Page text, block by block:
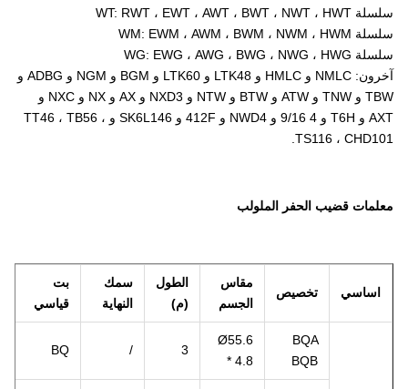
سلسلة WT: RWT ، EWT ، AWT ، BWT ، NWT ، HWT
سلسلة WM: EWM ، AWM ، BWM ، NWM ، HWM
سلسلة WG: EWG ، AWG ، BWG ، NWG ، HWG
آخرون: NMLC و HMLC و LTK48 و LTK60 و BGM و NGM و ADBG و
TBW و TNW و ATW و BTW و NTW و NXD3 و AX و NX و NXC و
AXT و T6H و 4 9/16 و NWD4 و 412F و SK6L146 و TT46 ، TB56 ،
TS116 ، CHD101.
معلمات قضيب الحفر الملولب
اساسي تخصيص
مقاس
الجسم
الطول
(م)
سمك
النهاية
بت
قياسي
BQA
BQB
Ø55.6
* 4.8
3
/
BQ